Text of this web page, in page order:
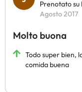
Prenotato su
Agosto 2017
Molto buona
Todo super bien,
comida buena